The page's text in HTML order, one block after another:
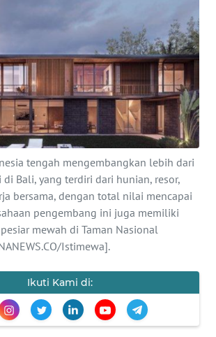
tengah mengembangkan lebih dari
Bali, yang terdiri dari hunian, resor,
bersama, dengan total nilai mencapai
pengembang ini juga memiliki
mewah di Taman Nasional
Istimewa].
Ikuti Kami di: